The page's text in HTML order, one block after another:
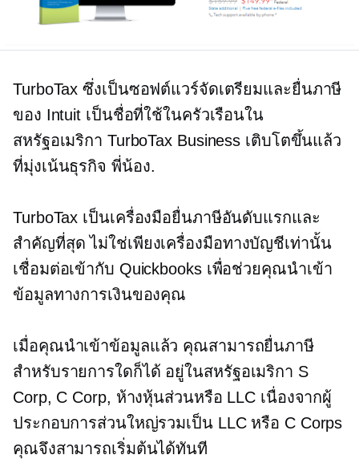
TurboTax ซึ่งเป็นซอฟต์แวร์จัดเตรียมและยื่นภาษี
ของ Intuit เป็นชื่อที่ใช้ในครัวเรือนใน
สหรัฐอเมริกา TurboTax Business เติบโตขึ้นแล้ว
ที่มุ่งเน้นธุรกิจ พี่น้อง.
TurboTax เป็นเครื่องมือยื่นภาษีอันดับแรกและ
สำคัญที่สุด ไม่ใช่เพียงเครื่องมือทางบัญชีเท่านั้น
เชื่อมต่อเข้ากับ Quickbooks เพื่อช่วยคุณนำเข้า
ข้อมูลทางการเงินของคุณ
เมื่อคุณนำเข้าข้อมูลแล้ว คุณสามารถยื่นภาษี
สำหรับรายการใดก็ได้ อยู่ในสหรัฐอเมริกา S
Corp, C Corp, ห้างหุ้นส่วนหรือ LLC เนื่องจากผู้
ประกอบการส่วนใหญ่รวมเป็น LLC หรือ C Corps
คุณจึงสามารถเริ่มต้นได้ทันที